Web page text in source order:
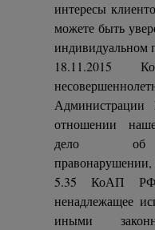
интересы
можете быть
индивидуальном
18.11.2015
Администрации
отношении
дело об
5.35 КоАП РФ
ненадлежащее
иными